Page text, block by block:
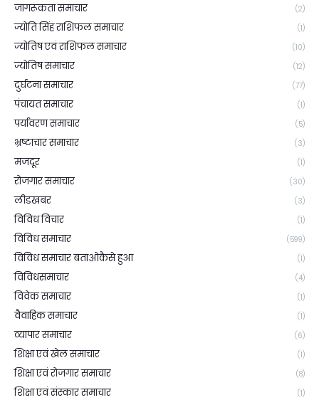
जागरूकता समाचार (2)
ज्योति सिंह राशिफल समाचार (1)
ज्योतिष एवं राशिफल समाचार (10)
ज्योतिष समाचार (12)
दुर्घटना समाचार (77)
पंचायत समाचार (1)
पर्यावरण समाचार (5)
भ्रष्टाचार समाचार (3)
मजदूर (1)
रोजगार समाचार (30)
लीडखबर (3)
विविध विचार (1)
विविध समाचार (599)
विविध समाचार बताओकैसे हुआ (1)
विविधसमाचार (4)
विवेक समाचार (1)
वैवाहिक समाचार (1)
व्यापार समाचार (6)
शिक्षा एवं खेल समाचार (1)
शिक्षा एवं रोजगार समाचार (8)
शिक्षा एवं संस्कार समाचार (1)